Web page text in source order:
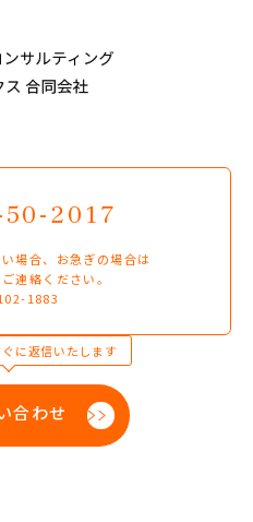
2017
場合、お急ぎの場合は
連絡ください。
1883
に返信いたします
合わせ